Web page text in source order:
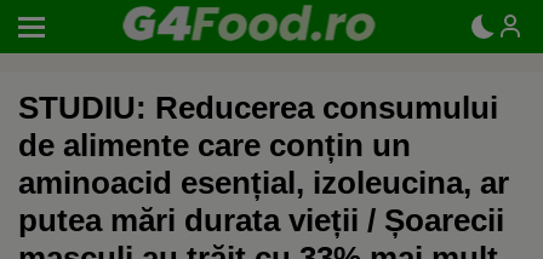
STUDIU: Reducerea consumului
de alimente care conțin un
aminoacid esențial, izoleucina, ar
putea mări durata vieții / Șoarecii